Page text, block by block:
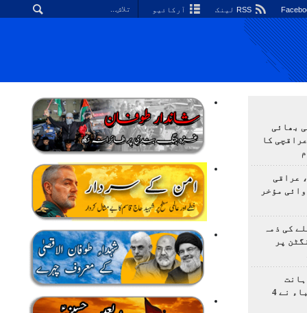
آرکائیو
بھائی
کا
عراقی
مؤخر
کی ذمہ
پر
اولمپیاڈ؛ ایرانی طلباء نے 4